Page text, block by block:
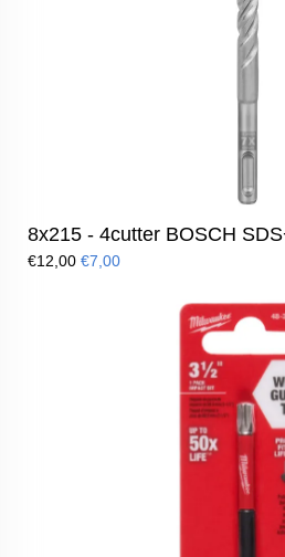
8x215 - 4cutter BOSCH
€12,00 €7,00